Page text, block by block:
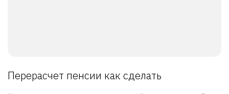
Перерасчет пенсии как сделать